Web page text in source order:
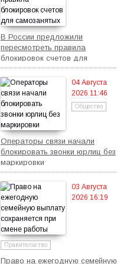
В России предложили
пересмотреть правила
блокировок счетов для
самозанятых
04 Августа
2026 11:46
Общество
Операторы связи начали
блокировать звонки юрлиц без
маркировки
03 Августа
2026 16:19
Правительство
Право на ежегодную семейную